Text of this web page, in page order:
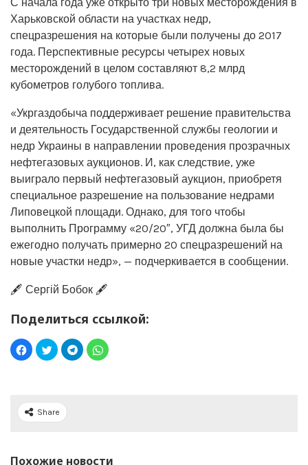
Харьковской области на участках недр,
спецразрешения на которые были получены до 2017
года. Перспективные ресурсы четырех новых
месторождений в целом составляют 8,2 млрд
кубометров голубого топлива.
«Укргаздобыча поддерживает решение правительства
и деятельность Государственной службы геологии и
недр Украины в направлении проведения прозрачных
нефтегазовых аукционов. И, как следствие, уже
выиграло первый нефтегазовый аукцион, приобретя
специальное разрешение на пользование недрами
Липовецкой площади. Однако, для того чтобы
выполнить Программу «20/20″, УГД должна была бы
ежегодно получать примерно 20 спецразрешений на
новые участки недр», — подчеркивается в сообщении.
🖋️ Сергій Бобок 🖋️
Поделиться ссылкой:
Share
Похожие новости